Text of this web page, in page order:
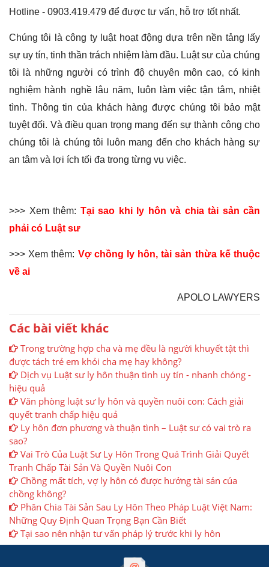
Hotline - 0903.419.479 để được tư vấn, hỗ trợ tốt nhất.
Chúng tôi là công ty luật hoạt động dựa trên nền tảng lấy
sự uy tín, tinh thần trách nhiệm làm đầu. Luật sư của chúng
tôi là những người có trình độ chuyên môn cao, có kinh
nghiệm hành nghề lâu năm, luôn làm việc tận tâm, nhiệt
tình. Thông tin của khách hàng được chúng tôi bảo mật
tuyệt đối. Và điều quan trọng mang đến sự thành công cho
chúng tôi là chúng tôi luôn mang đến cho khách hàng sự
an tâm và lợi ích tối đa trong từng vụ việc.
>>> Xem thêm: Tại sao khi ly hôn và chia tài sản cần
phải có Luật sư
>>> Xem thêm: Vợ chồng ly hôn, tài sản thừa kế thuộc
về ai
APOLO LAWYERS
Các bài viết khác
Trong trường hợp cha và mẹ đều là người khuyết tật thì
được tách trẻ em khỏi cha mẹ hay không?
Dịch vụ Luật sư ly hôn thuận tình uy tín - nhanh chóng -
hiệu quả
Văn phòng luật sư ly hôn và quyền nuôi con: Cách giải
quyết tranh chấp hiệu quả
Ly hôn đơn phương và thuận tình – Luật sư có vai trò ra
sao?
Vai Trò Của Luật Sư Ly Hôn Trong Quá Trình Giải Quyết
Tranh Chấp Tài Sản Và Quyền Nuôi Con
Chồng mất tích, vợ ly hôn có được hưởng tài sản của
chồng không?
Phân Chia Tài Sản Sau Ly Hôn Theo Pháp Luật Việt Nam:
Những Quy Định Quan Trọng Bạn Cần Biết
Tại sao nên nhận tư vấn pháp lý trước khi ly hôn